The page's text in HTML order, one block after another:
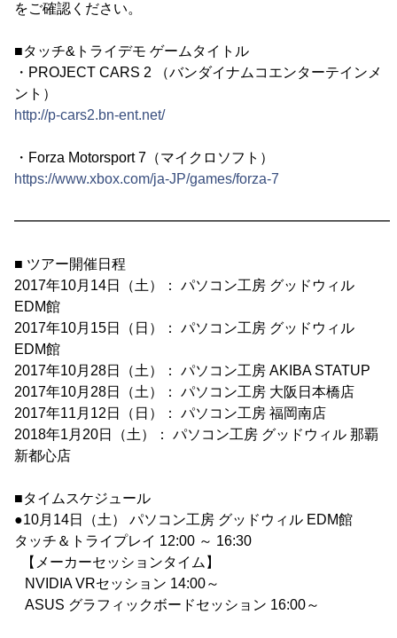
をご確認ください。
■タッチ&トライデモ ゲームタイトル
・PROJECT CARS 2 （バンダイナムコエンターテインメ
ント）
http://p-cars2.bn-ent.net/
・Forza Motorsport 7（マイクロソフト）
https://www.xbox.com/ja-JP/games/forza-7
■ ツアー開催日程
2017年10月14日（土）： パソコン工房 グッドウィル
EDM館
2017年10月15日（日）： パソコン工房 グッドウィル
EDM館
2017年10月28日（土）： パソコン工房 AKIBA STATUP
2017年10月28日（土）： パソコン工房 大阪日本橋店
2017年11月12日（日）： パソコン工房 福岡南店
2018年1月20日（土）： パソコン工房 グッドウィル 那覇
新都心店
■タイムスケジュール
●10月14日（土） パソコン工房 グッドウィル EDM館
タッチ＆トライプレイ 12:00 ～ 16:30
【メーカーセッションタイム】
NVIDIA VRセッション 14:00～
ASUS グラフィックボードセッション 16:00～